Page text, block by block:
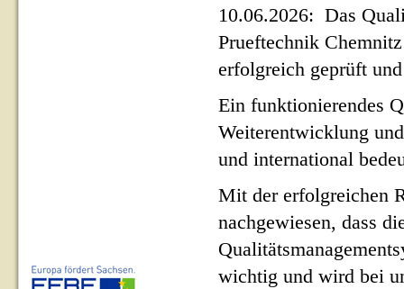
10.06.2026: Das
Prueftechnik
erfolgreich geprüft
Ein funktionierendes
Weiterentwicklung
und international
Mit der erfolgreichen
nachgewiesen, dass
wichtig und wird bei